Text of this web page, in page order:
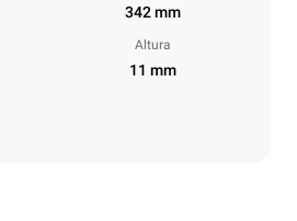
342 mm
Altura
11 mm